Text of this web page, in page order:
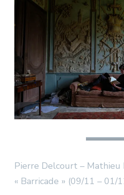
Pierre Delcourt – Mathieu
« Barricade » (09/11 – 01/